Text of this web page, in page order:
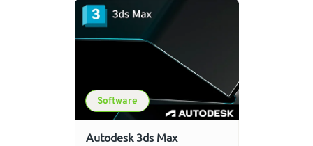
Software
Autodesk 3ds Max